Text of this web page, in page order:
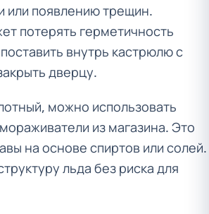
или появлению трещин.
потерять герметичность
внутрь кастрюлю с
дверцу.
можно использовать
из магазина. Это
на основе спиртов или солей.
льда без риска для